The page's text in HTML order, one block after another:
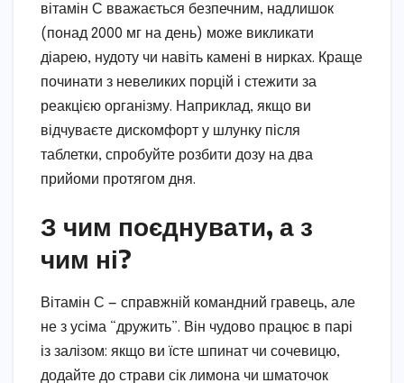
вітамін С вважається безпечним, надлишок
(понад 2000 мг на день) може викликати
діарею, нудоту чи навіть камені в нирках. Краще
починати з невеликих порцій і стежити за
реакцією організму. Наприклад, якщо ви
відчуваєте дискомфорт у шлунку після
таблетки, спробуйте розбити дозу на два
прийоми протягом дня.
З чим поєднувати, а з
чим ні?
Вітамін С — справжній командний гравець, але
не з усіма “дружить”. Він чудово працює в парі
із залізом: якщо ви їсте шпинат чи сочевицю,
додайте до страви сік лимона чи шматочок